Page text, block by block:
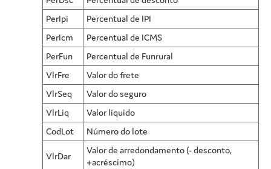
PerIpi
Percentual de IPI
PerIcm
Percentual de ICMS
PerFun
Percentual de Funrural
VlrFre
Valor do frete
VlrSeq
Valor do seguro
VlrLiq
Valor líquido
CodLot
Número do lote
VlrDar
Valor de arredondamento (- desconto,
+acréscimo)